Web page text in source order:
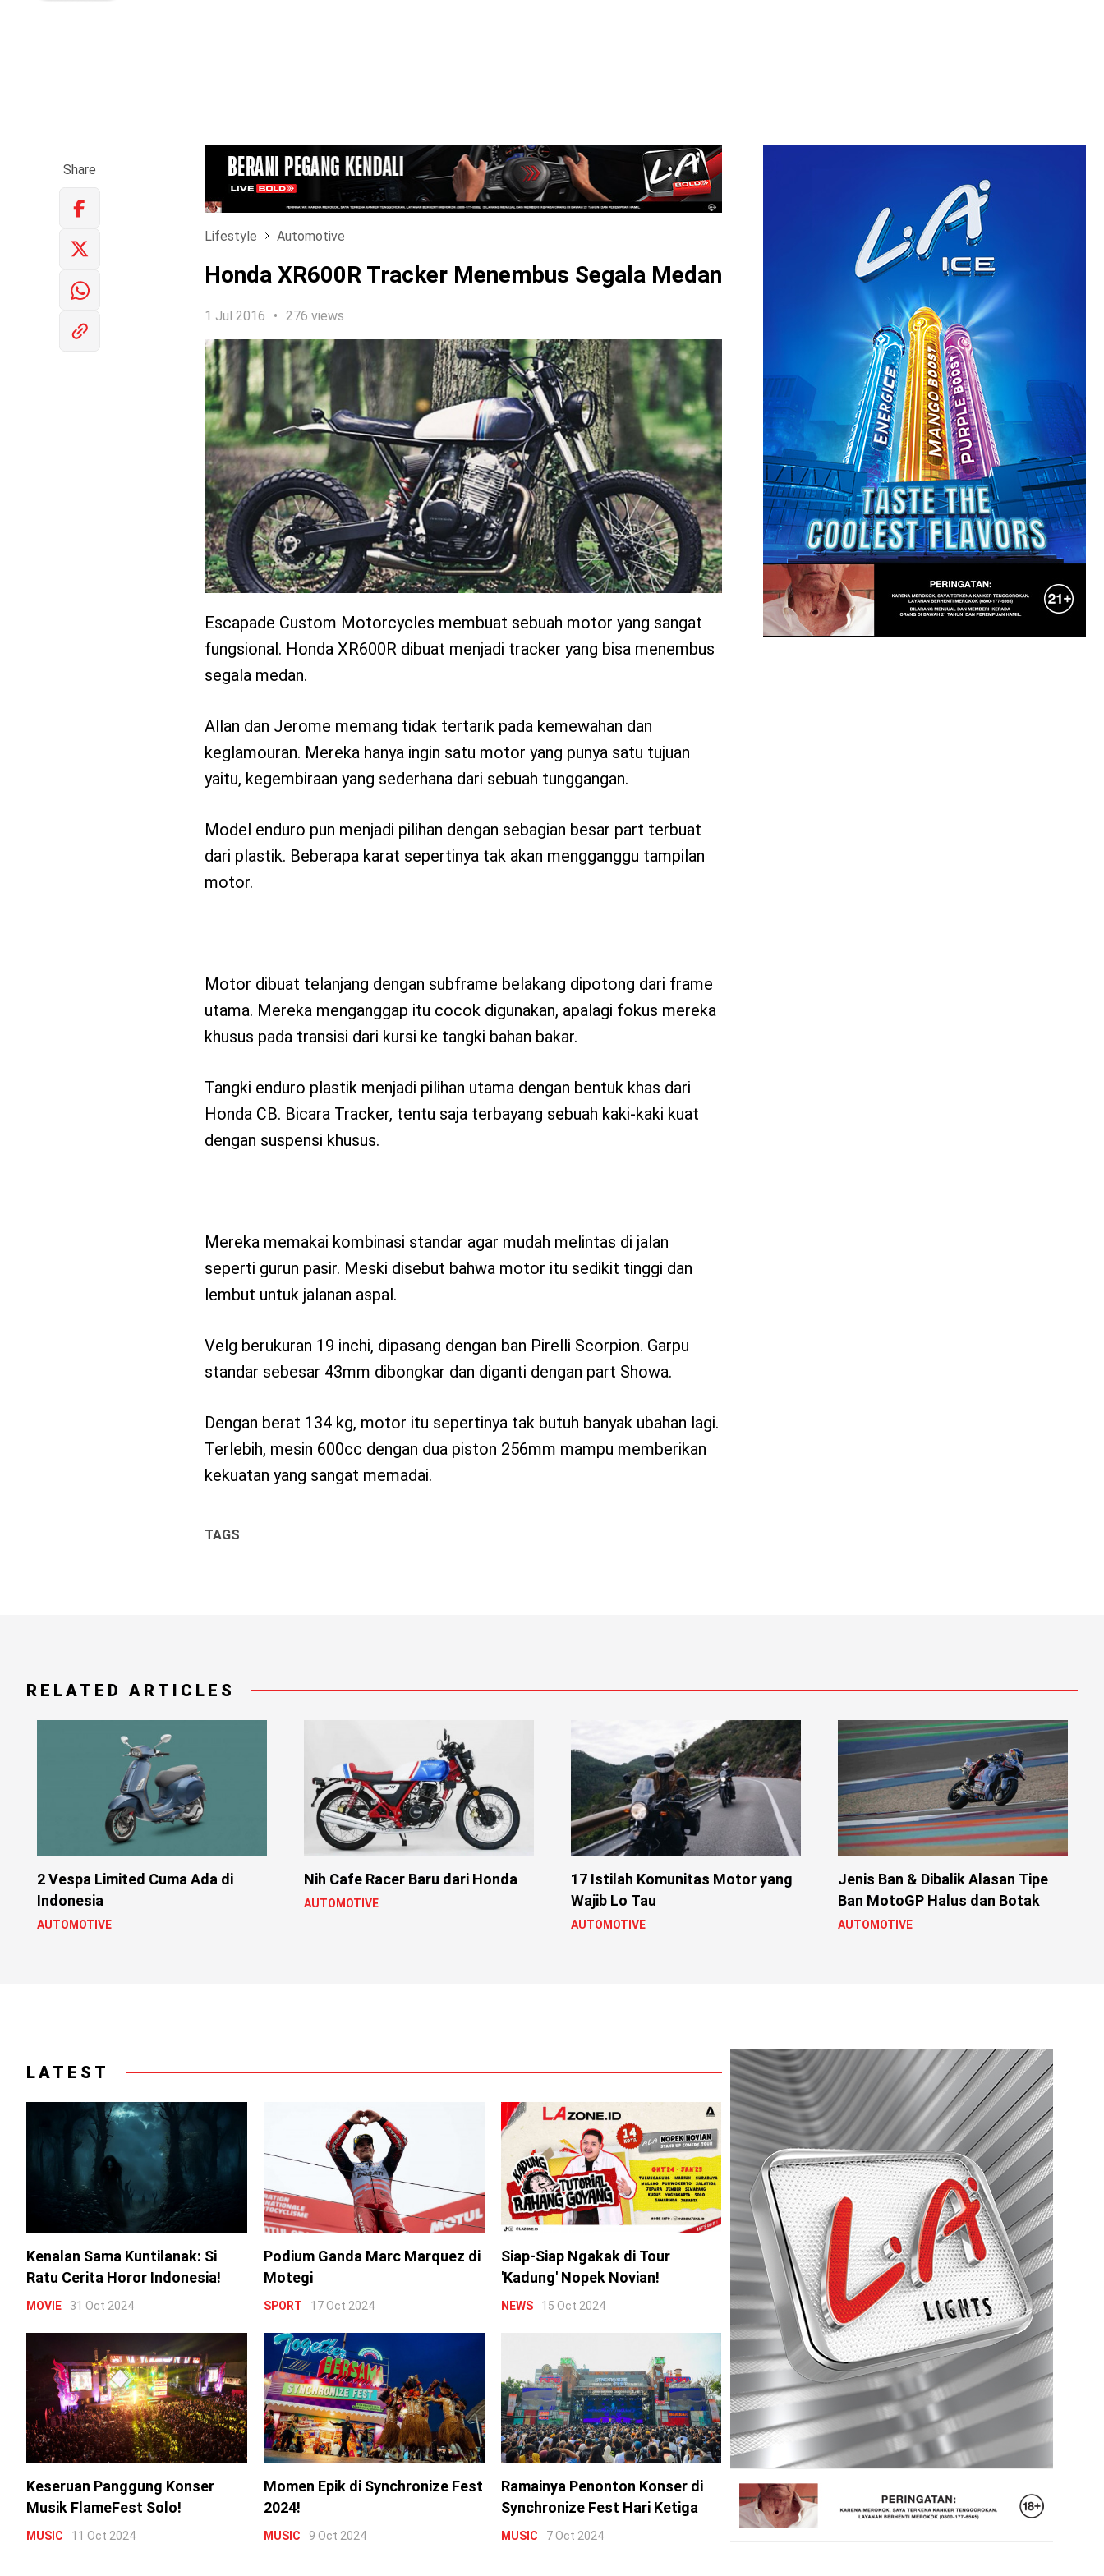
benefit
menarik
LOGIN
Share
Lifestyle Automotive
Honda XR600R Tracker Menembus Segala Medan
1 Jul 2016 276 views
Escapade Custom Motorcycles membuat sebuah motor yang sangat
fungsional. Honda XR600R dibuat menjadi tracker yang bisa menembus
segala medan.
Allan dan Jerome memang tidak tertarik pada kemewahan dan
keglamouran. Mereka hanya ingin satu motor yang punya satu tujuan
yaitu, kegembiraan yang sederhana dari sebuah tunggangan.
Model enduro pun menjadi pilihan dengan sebagian besar part terbuat
dari plastik. Beberapa karat sepertinya tak akan mengganggu tampilan
motor.
Motor dibuat telanjang dengan subframe belakang dipotong dari frame
utama. Mereka menganggap itu cocok digunakan, apalagi fokus mereka
khusus pada transisi dari kursi ke tangki bahan bakar.
Tangki enduro plastik menjadi pilihan utama dengan bentuk khas dari
Honda CB. Bicara Tracker, tentu saja terbayang sebuah kaki-kaki kuat
dengan suspensi khusus.
Mereka memakai kombinasi standar agar mudah melintas di jalan
seperti gurun pasir. Meski disebut bahwa motor itu sedikit tinggi dan
lembut untuk jalanan aspal.
Velg berukuran 19 inchi, dipasang dengan ban Pirelli Scorpion. Garpu
standar sebesar 43mm dibongkar dan diganti dengan part Showa.
Dengan berat 134 kg, motor itu sepertinya tak butuh banyak ubahan lagi.
Terlebih, mesin 600cc dengan dua piston 256mm mampu memberikan
kekuatan yang sangat memadai.
TAGS
RELATED ARTICLES
2 Vespa Limited Cuma Ada di
Indonesia
AUTOMOTIVE
Nih Cafe Racer Baru dari Honda
AUTOMOTIVE
17 Istilah Komunitas Motor yang
Wajib Lo Tau
AUTOMOTIVE
Jenis Ban & Dibalik Alasan Tipe
Ban MotoGP Halus dan Botak
AUTOMOTIVE
LATEST
Kenalan Sama Kuntilanak: Si
Ratu Cerita Horor Indonesia!
MOVIE 31 Oct 2024
Podium Ganda Marc Marquez di
Motegi
SPORT 17 Oct 2024
Siap-Siap Ngakak di Tour
'Kadung' Nopek Novian!
NEWS 15 Oct 2024
Keseruan Panggung Konser
Musik FlameFest Solo!
MUSIC 11 Oct 2024
Momen Epik di Synchronize Fest
2024!
MUSIC 9 Oct 2024
Ramainya Penonton Konser di
Synchronize Fest Hari Ketiga
MUSIC 7 Oct 2024